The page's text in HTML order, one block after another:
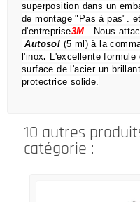
superposition dans un
de montage "Pas à pas".
d'entreprise3M . Nous
Autosol (5 ml) à la
l'inox. L'excellente
surface de l'acier un
protectrice solide.
10 autres
catégorie :